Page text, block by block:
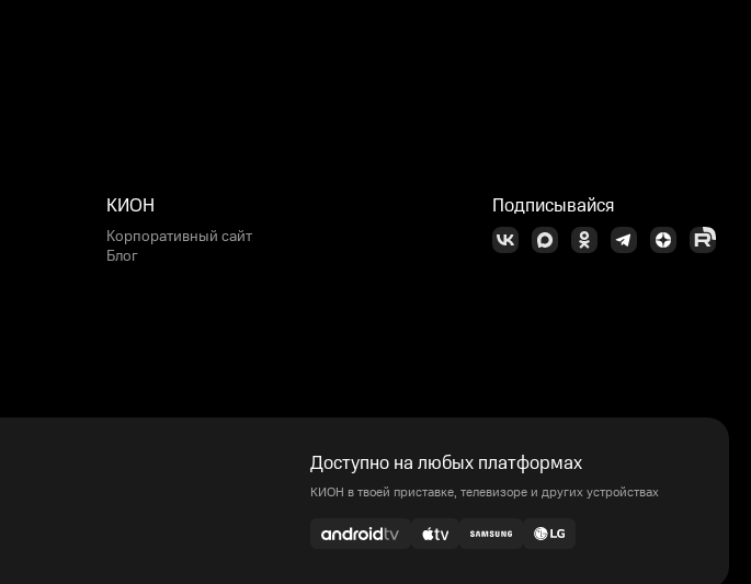
КИОН
Корпоративный сайт
Блог
Подписывайся
Доступно на любых платформах
КИОН в твоей приставке, телевизоре и других устройствах